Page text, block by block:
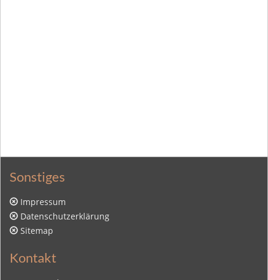
Sonstiges
Impressum
Datenschutzerklärung
Sitemap
Kontakt